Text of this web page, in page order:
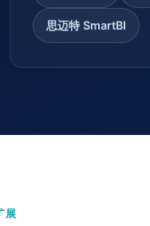
思迈特 SmartBI
展